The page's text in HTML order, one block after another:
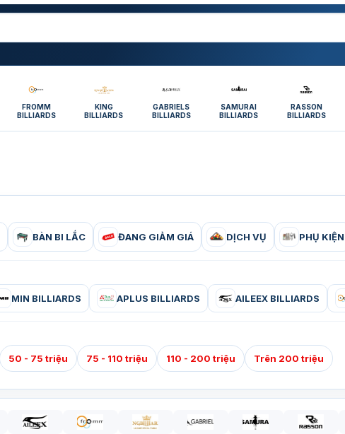
FROMM
BILLIARDS
KING
BILLIARDS
GABRIELS
BILLIARDS
SAMURAI
BILLIARDS
RASSON
BILLIARDS
BÀN BI LẮC ĐANG GIẢM GIÁ DỊCH VỤ PHỤ KIỆN
MIN BILLIARDS APLUS BILLIARDS AILEEX BILLIARDS
50 - 75 triệu 75 - 110 triệu 110 - 200 triệu Trên 200 triệu